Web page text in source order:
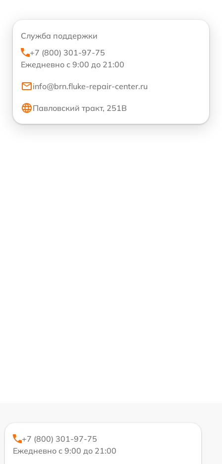
Служба поддержки
+7 (800) 301-97-75
Ежедневно с 9:00 до 21:00
info@brn.fluke-repair-center.ru
Павловский тракт, 251В
+7 (800) 301-97-75
Ежедневно с 9:00 до 21:00